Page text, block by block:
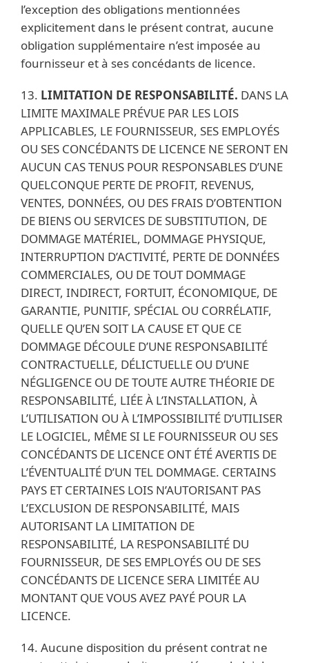
l’exception des obligations mentionnées
explicitement dans le présent contrat, aucune
obligation supplémentaire n’est imposée au
fournisseur et à ses concédants de licence.
13. LIMITATION DE RESPONSABILITÉ. DANS LA
LIMITE MAXIMALE PRÉVUE PAR LES LOIS
APPLICABLES, LE FOURNISSEUR, SES EMPLOYÉS
OU SES CONCÉDANTS DE LICENCE NE SERONT EN
AUCUN CAS TENUS POUR RESPONSABLES D’UNE
QUELCONQUE PERTE DE PROFIT, REVENUS,
VENTES, DONNÉES, OU DES FRAIS D’OBTENTION
DE BIENS OU SERVICES DE SUBSTITUTION, DE
DOMMAGE MATÉRIEL, DOMMAGE PHYSIQUE,
INTERRUPTION D’ACTIVITÉ, PERTE DE DONNÉES
COMMERCIALES, OU DE TOUT DOMMAGE
DIRECT, INDIRECT, FORTUIT, ÉCONOMIQUE, DE
GARANTIE, PUNITIF, SPÉCIAL OU CORRÉLATIF,
QUELLE QU’EN SOIT LA CAUSE ET QUE CE
DOMMAGE DÉCOULE D’UNE RESPONSABILITÉ
CONTRACTUELLE, DÉLICTUELLE OU D’UNE
NÉGLIGENCE OU DE TOUTE AUTRE THÉORIE DE
RESPONSABILITÉ, LIÉE À L’INSTALLATION, À
L’UTILISATION OU À L’IMPOSSIBILITÉ D’UTILISER
LE LOGICIEL, MÊME SI LE FOURNISSEUR OU SES
CONCÉDANTS DE LICENCE ONT ÉTÉ AVERTIS DE
L’ÉVENTUALITÉ D’UN TEL DOMMAGE. CERTAINS
PAYS ET CERTAINES LOIS N’AUTORISANT PAS
L’EXCLUSION DE RESPONSABILITÉ, MAIS
AUTORISANT LA LIMITATION DE
RESPONSABILITÉ, LA RESPONSABILITÉ DU
FOURNISSEUR, DE SES EMPLOYÉS OU DE SES
CONCÉDANTS DE LICENCE SERA LIMITÉE AU
MONTANT QUE VOUS AVEZ PAYÉ POUR LA
LICENCE.
14. Aucune disposition du présent contrat ne